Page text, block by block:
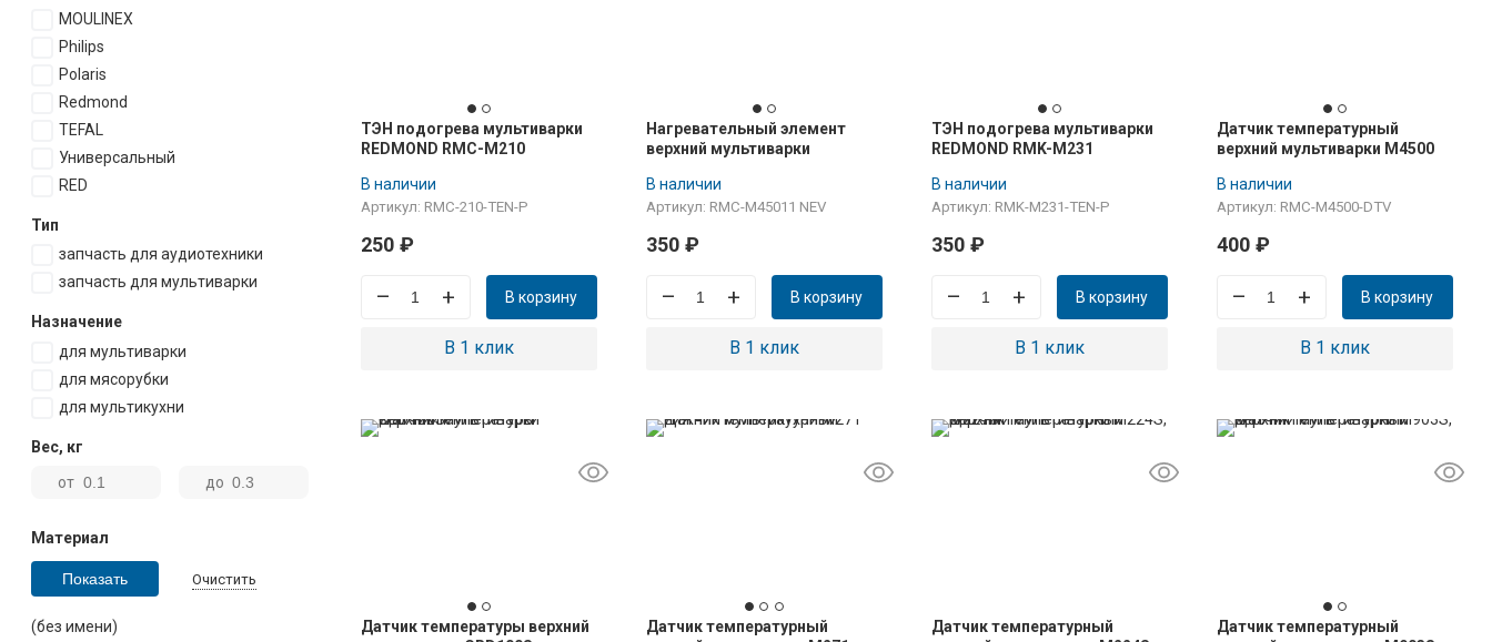
MOULINEX
Philips
Polaris
Redmond
TEFAL
Универсальный
RED
Тип
запчасть для аудиотехники
запчасть для мультиварки
Назначение
для мультиварки
для мясорубки
для мультикухни
Вес, кг
от до
Материал
Очистить
(без имени)
ТЭН подогрева мультиварки
REDMOND RMC-M210
В наличии
Артикул: RMC-210-TEN-P
250 ₽
– + В корзину
В 1 клик
Нагревательный элемент
верхний мультиварки
В наличии
Артикул: RMC-M45011 NEV
350 ₽
– + В корзину
В 1 клик
ТЭН подогрева мультиварки
REDMOND RMK-M231
В наличии
Артикул: RMK-M231-TEN-P
350 ₽
– + В корзину
В 1 клик
Датчик температурный
верхний мультиварки M4500
В наличии
Артикул: RMC-M4500-DTV
400 ₽
– + В корзину
В 1 клик
Датчик температуры верхний
Датчик температурный
Датчик температурный
Датчик температурный